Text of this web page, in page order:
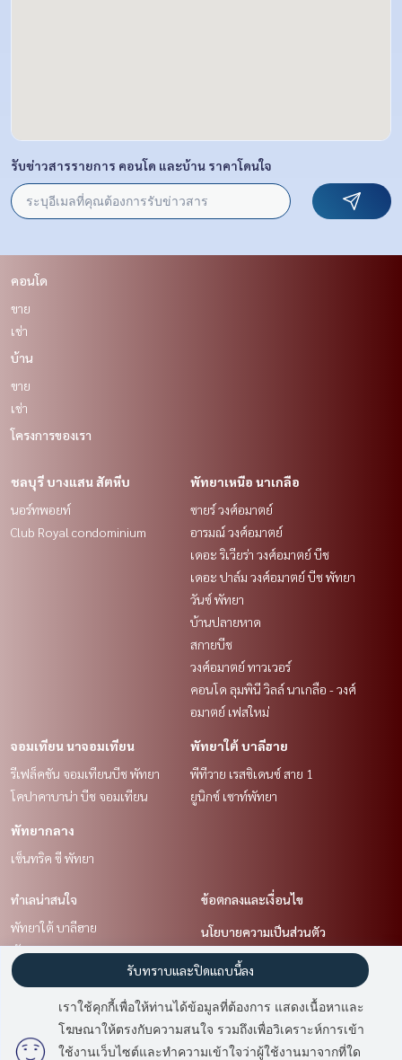
รับข่าวสารรายการ คอนโด และบ้าน ราคาโดนใจ
คอนโด
ขาย
เช่า
บ้าน
ขาย
เช่า
โครงการของเรา
ชลบุรี บางแสน สัตหีบ
นอร์ทพอยท์
Club Royal condominium
พัทยาเหนือ นาเกลือ
ซายร์ วงศ์อมาตย์
อารมณ์ วงศ์อมาตย์
เดอะ ริเวียร่า วงศ์อมาตย์ บีช
เดอะ ปาล์ม วงศ์อมาตย์ บีช พัทยา
วันซ์ พัทยา
บ้านปลายหาด
สกายบีช
วงศ์อมาตย์ ทาวเวอร์
คอนโด ลุมพินี วิลล์ นาเกลือ - วงศ์
อมาตย์ เฟสใหม่
จอมเทียน นาจอมเทียน
รีเฟล็คชัน จอมเทียนบีช พัทยา
โคปาคาบาน่า บีช จอมเทียน
พัทยาใต้ บาลีฮาย
พีทีวาย เรสซิเดนซ์ สาย 1
ยูนิกซ์ เซาท์พัทยา
พัทยากลาง
เซ็นทริค ซี พัทยา
ทำเลน่าสนใจ
พัทยาใต้ บาลีฮาย
พัทยากลาง
พัทยาเหนือ นาเกลือ
จอมเทียน นาจอมเทียน
ชลบุรี บางแสน สัตหีบ
ข้อตกลงและเงื่อนไข
นโยบายความเป็นส่วนตัว
เกี่ยวกับเรา
วิธีการฝากขาย-เช่า
ติดต่อ
เราใช้คุกกี้เพื่อให้ท่านได้ข้อมูลที่ต้องการ แสดงเนื้อหาและ
โฆษณาให้ตรงกับความสนใจ รวมถึงเพื่อวิเคราะห์การเข้า
ใช้งานเว็บไซต์และทำความเข้าใจว่าผู้ใช้งานมาจากที่ใด
รับทราบและปิดแถบนี้ลง